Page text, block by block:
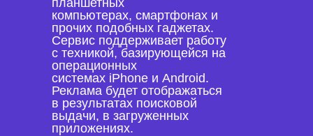
планшетных
компьютерах, смартфонах и
прочих подобных гаджетах.
Сервис поддерживает работу
с техникой, базирующейся на
операционных
системах iPhone и Android.
Реклама будет отображаться
в результатах поисковой
выдачи, в загруженных
приложениях.